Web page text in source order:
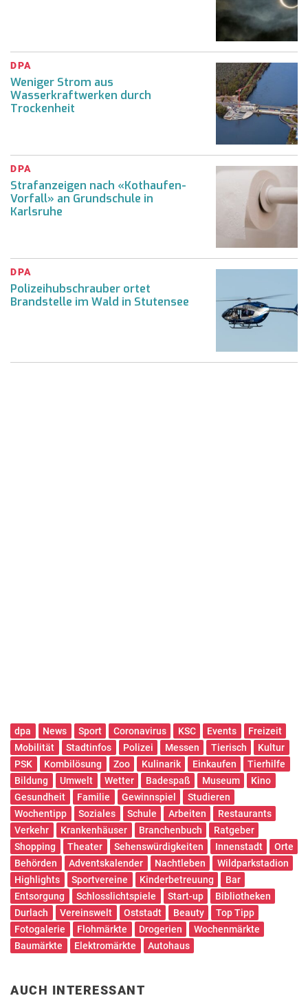
DPA
Weniger Strom aus
Wasserkraftwerken durch
Trockenheit
DPA
Strafanzeigen nach «Kothaufen-
Vorfall» an Grundschule in
Karlsruhe
DPA
Polizeihubschrauber ortet
Brandstelle im Wald in Stutensee
dpa News Sport Coronavirus KSC Events
Freizeit
Mobilität
Stadtinfos Polizei Messen Tierisch
Kultur
PSK
Kombilösung Zoo Kulinarik Einkaufen
Tierhilfe
Bildung
Umwelt Wetter Badespaß Museum
Kino
Gesundheit
Familie Gewinnspiel
Studieren
Wochentipp
Soziales Schule Arbeiten
Restaurants
Verkehr
Krankenhäuser Branchenbuch
Ratgeber
Shopping
Theater Sehenswürdigkeiten Innenstadt
Orte
Behörden
Adventskalender Nachtleben
Wildparkstadion
Highlights
Sportvereine Kinderbetreuung
Bar
Entsorgung
Schlosslichtspiele Start-up
Bibliotheken
Durlach
Vereinswelt Oststadt Beauty
Top Tipp
Fotogalerie
Flohmärkte Drogerien
Wochenmärkte
Baumärkte
Elektromärkte Autohaus
AUCH INTERESSANT